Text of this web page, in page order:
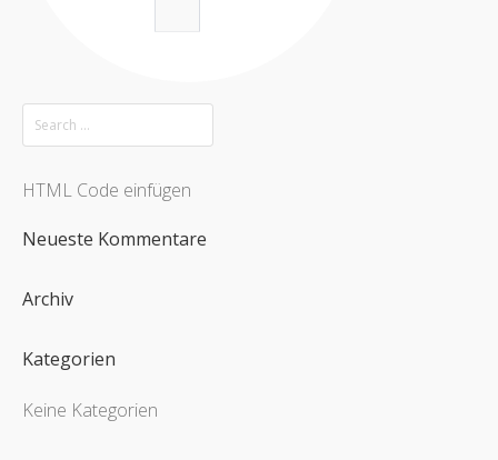
HTML Code einfügen
Neueste Kommentare
Archiv
Kategorien
Keine Kategorien